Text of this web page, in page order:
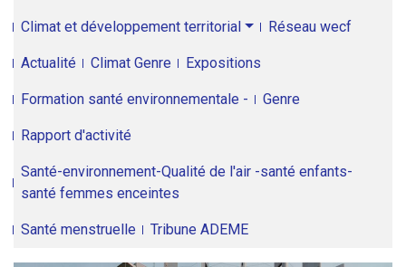
Climat et développement territorial Réseau wecf
Actualité Climat Genre Expositions
Formation santé environnementale - Genre
Rapport d'activité
Santé-environnement-Qualité de l'air -santé enfants-
santé femmes enceintes
Santé menstruelle Tribune ADEME